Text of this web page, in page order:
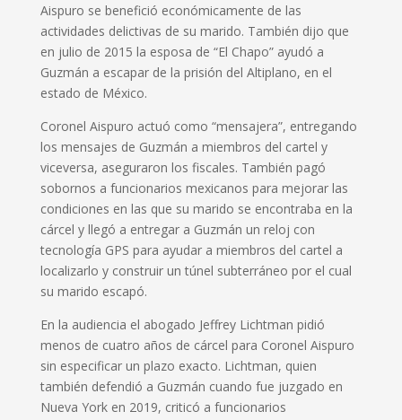
Aispuro se benefició económicamente de las
actividades delictivas de su marido. También dijo que
en julio de 2015 la esposa de “El Chapo” ayudó a
Guzmán a escapar de la prisión del Altiplano, en el
estado de México.
Coronel Aispuro actuó como “mensajera”, entregando
los mensajes de Guzmán a miembros del cartel y
viceversa, aseguraron los fiscales. También pagó
sobornos a funcionarios mexicanos para mejorar las
condiciones en las que su marido se encontraba en la
cárcel y llegó a entregar a Guzmán un reloj con
tecnología GPS para ayudar a miembros del cartel a
localizarlo y construir un túnel subterráneo por el cual
su marido escapó.
En la audiencia el abogado Jeffrey Lichtman pidió
menos de cuatro años de cárcel para Coronel Aispuro
sin especificar un plazo exacto. Lichtman, quien
también defendió a Guzmán cuando fue juzgado en
Nueva York en 2019, criticó a funcionarios